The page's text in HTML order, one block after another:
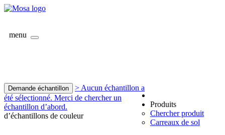
menu
Demande échantillon
> Aucun échantillon a
été sélectionné. Merci de chercher un
échantillon d’abord.
d’échantillons de couleur
Produits
Chercher produit
Carreaux de sol